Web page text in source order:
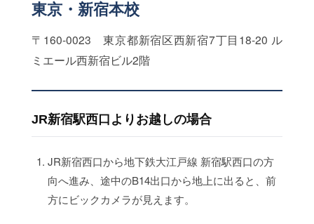
東京・新宿本校
〒160-0023 東京都新宿区西新宿7丁目18-20 ル
ミエール西新宿ビル2階
JR新宿駅西口よりお越しの場合
JR新宿西口から地下鉄大江戸線 新宿駅西口の方
向へ進み、途中のB14出口から地上に出ると、前
方にビックカメラが見えます。